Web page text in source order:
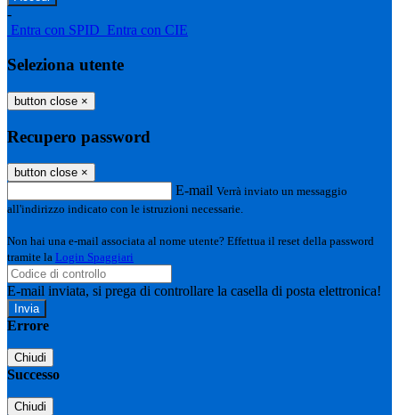
-
Entra con SPID Entra con CIE
Seleziona utente
button close ×
Recupero password
button close ×
E-mail Verrà inviato un messaggio
all'indirizzo indicato con le istruzioni necessarie.
Non hai una e-mail associata al nome utente? Effettua il reset della password
tramite la Login Spaggiari
E-mail inviata, si prega di controllare la casella di posta elettronica!
Errore
Chiudi
Successo
Chiudi